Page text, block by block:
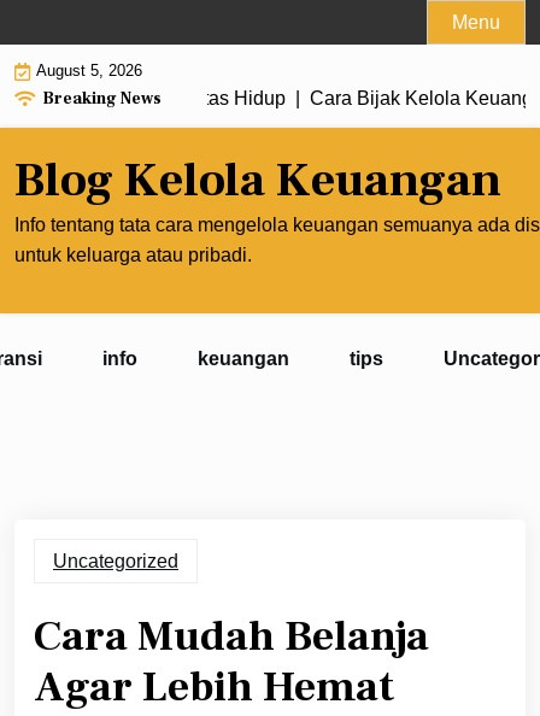
to
content
Menu
August 5, 2026
Breaking NewsKualitas Hidup |Cara Bijak Kelola
Blog Kelola Keuangan
Info tentang tata cara mengelola keuangan semuanya ada
untuk keluarga atau pribadi.
info keuangan tips
Uncategorized
Cara Mudah Belanja
Agar Lebih Hemat